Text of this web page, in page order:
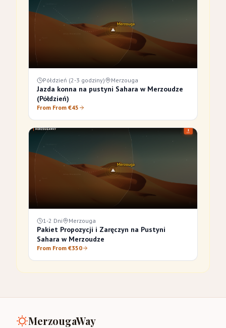
Półdzień (2-3 godziny) Merzouga
Jazda konna na pustyni Sahara w Merzoudze
(Półdzień)
From From €45
1-2 Dni Merzouga
Pakiet Propozycji i Zaręczyn na Pustyni
Sahara w Merzoudze
From From €350
MerzougaWay